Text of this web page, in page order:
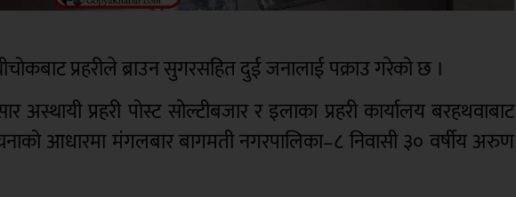
प्रहरीले ब्राउन सुगरसहित दुई जनालाई पक्राउ गरेको छ ।
अस्थायी प्रहरी पोस्ट सोल्टीबजार र इलाका प्रहरी कार्यालय बरहथवाबाट
आधारमा मंगलबार बागमती नगरपालिका–८ निवासी ३० वर्षीय अरुण